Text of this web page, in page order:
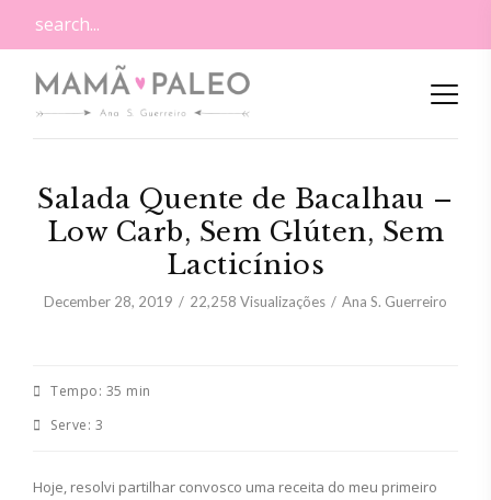
Salada Quente de Bacalhau –
Low Carb, Sem Glúten, Sem
Lacticínios
December 28, 2019 22,258 Visualizações Ana S. Guerreiro
Tempo: 35 min
Serve: 3
Hoje, resolvi partilhar convosco uma receita do meu primeiro